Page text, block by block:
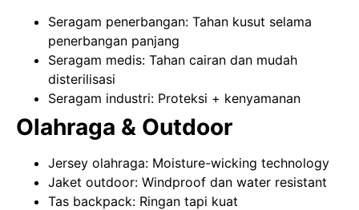
Seragam penerbangan: Tahan kusut selama
penerbangan panjang
Seragam medis: Tahan cairan dan mudah
disterilisasi
Seragam industri: Proteksi + kenyamanan
Olahraga & Outdoor
Jersey olahraga: Moisture-wicking technology
Jaket outdoor: Windproof dan water resistant
Tas backpack: Ringan tapi kuat